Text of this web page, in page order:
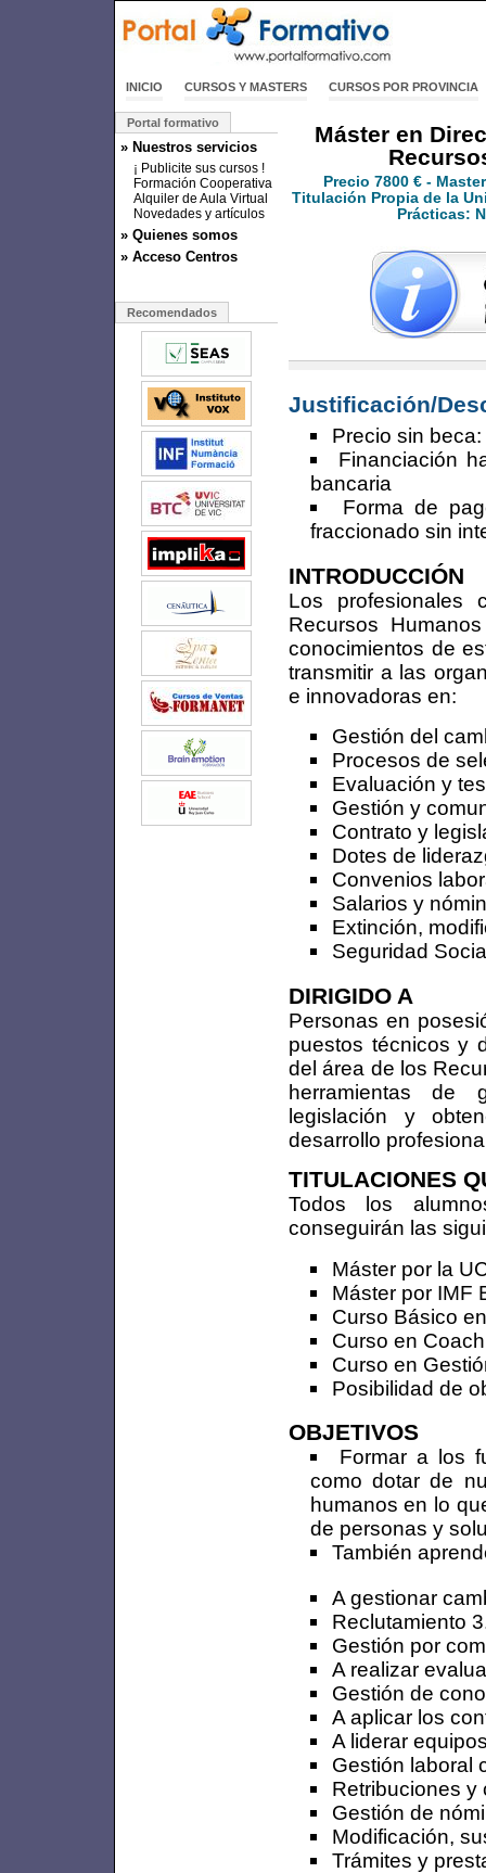
INICIO CURSOS Y MASTERS CURSOS POR PROVINCIA
Portal formativo
» Nuestros servicios
¡ Publicite sus cursos !
Formación Cooperativa
Alquiler de Aula Virtual
Novedades y artículos
» Quienes somos
» Acceso Centros
Recomendados
Máster en
Precio 7800 € -
Titulación Propia de la
Prácticas:
Justificación/
Precio sin
Financiación
bancaria
Forma de
fraccionado sin
INTRODUCCIÓN
Los
Recursos
conocimientos de
transmitir a las
e innovadoras en:
Gestión del
Procesos de
Evaluación y
Gestión y
Contrato y
Dotes de
Convenios
Salarios y
Extinción,
Seguridad
DIRIGIDO A
Personas en
puestos técnicos y
del área de los
herramientas de
legislación y
desarrollo
TITULACIONES
Todos los
conseguirán las
Máster por la
Máster por IMF
Curso Básico
Curso en
Curso en
Posibilidad de
OBJETIVOS
Formar a los
como dotar de
humanos en lo
de personas y
También
A gestionar
Reclutamiento
Gestión por
A realizar
Gestión de
A aplicar los
A liderar
Gestión laboral
Retribuciones y
Gestión de
Modificación,
Trámites y